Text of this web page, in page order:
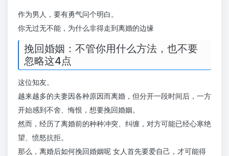
作为男人，要有勇气问个明白。
你无过无不能，为什么非得走到离婚的边缘
挽回婚姻：不管你用什么方法，也不要
忽略这4点
这位知友。
越来越多的夫妻因各种原因而离婚，但分开一段时间后，一方
开始感到不舍、悔恨，想要挽回婚姻。
然而，经历了离婚前的种种冲突、纠缠，对方可能已经心寒绝
望、愤怒抗拒。
那么，离婚后如何挽回婚姻呢 女人首先要爱自己，才可能得